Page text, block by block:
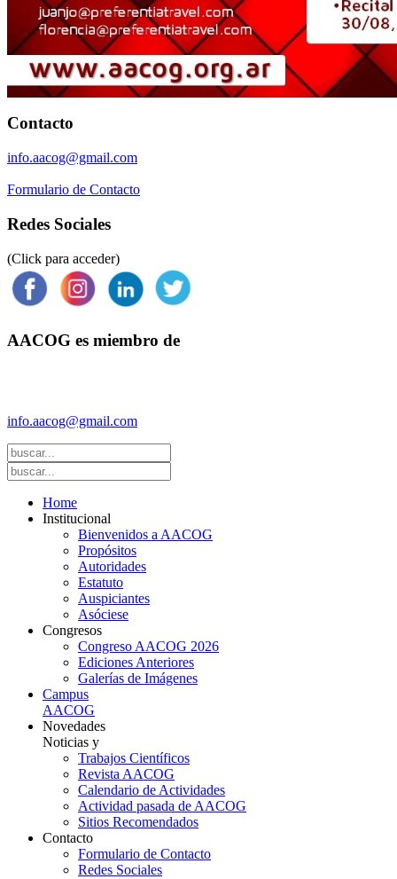
Contacto
info.aacog@gmail.com
Formulario de Contacto
Redes Sociales
(Click para acceder)
AACOG es miembro de
info.aacog@gmail.com
Home
Institucional
Bienvenidos a AACOG
Propósitos
Autoridades
Estatuto
Auspiciantes
Asóciese
Congresos
Congreso AACOG 2026
Ediciones Anteriores
Galerías de Imágenes
Campus
AACOG
Novedades
Noticias y
Trabajos Científicos
Revista AACOG
Calendario de Actividades
Actividad pasada de AACOG
Sitios Recomendados
Contacto
Formulario de Contacto
Redes Sociales